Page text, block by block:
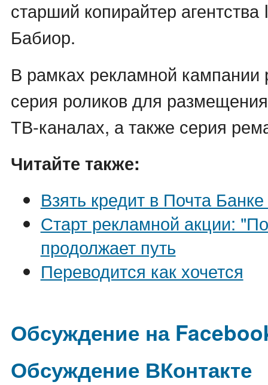
старший копирайтер
Бабиор.
В рамках рекламной кампании
серия роликов для
ТВ-каналах, а также серия
Читайте также:
Взять кредит в Почта
Старт рекламной акции:
продолжает путь
Переводится как хочется
Обсуждение на
Обсуждение ВКонтакте